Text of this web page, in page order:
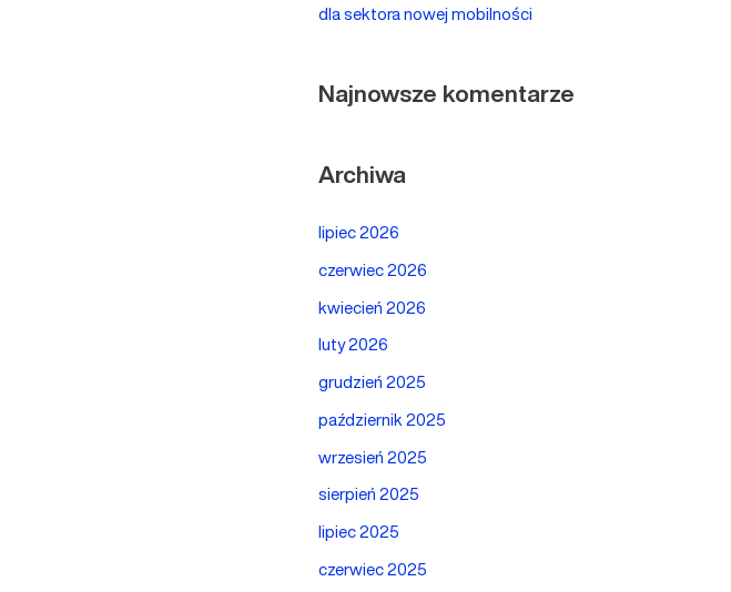
dla sektora nowej mobilności
Najnowsze komentarze
Archiwa
lipiec 2026
czerwiec 2026
kwiecień 2026
luty 2026
grudzień 2025
październik 2025
wrzesień 2025
sierpień 2025
lipiec 2025
czerwiec 2025